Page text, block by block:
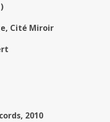
Cité Miroir
2010